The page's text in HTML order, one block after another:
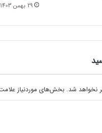
29 بهمن 1403
نخواهد شد. بخش‌های موردنیاز